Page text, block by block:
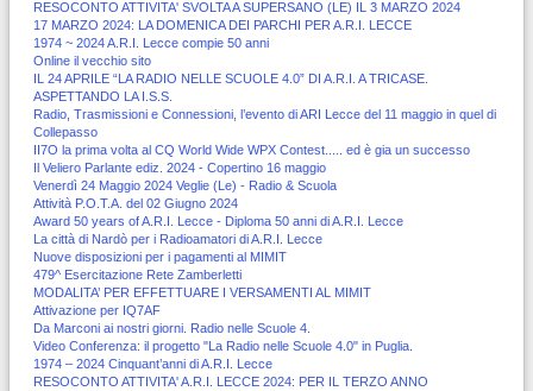
RESOCONTO ATTIVITA' SVOLTA A SUPERSANO (LE) IL 3 MARZO 2024
17 MARZO 2024: LA DOMENICA DEI PARCHI PER A.R.I. LECCE
1974 ~ 2024 A.R.I. Lecce compie 50 anni
Online il vecchio sito
IL 24 APRILE “LA RADIO NELLE SCUOLE 4.0” DI A.R.I. A TRICASE.
ASPETTANDO LA I.S.S.
Radio, Trasmissioni e Connessioni, l’evento di ARI Lecce del 11 maggio in quel di
Collepasso
II7O la prima volta al CQ World Wide WPX Contest..... ed è gia un successo
Il Veliero Parlante ediz. 2024 - Copertino 16 maggio
Venerdì 24 Maggio 2024 Veglie (Le) - Radio & Scuola
Attività P.O.T.A. del 02 Giugno 2024
Award 50 years of A.R.I. Lecce - Diploma 50 anni di A.R.I. Lecce
La città di Nardò per i Radioamatori di A.R.I. Lecce
Nuove disposizioni per i pagamenti al MIMIT
479^ Esercitazione Rete Zamberletti
MODALITA’ PER EFFETTUARE I VERSAMENTI AL MIMIT
Attivazione per IQ7AF
Da Marconi ai nostri giorni. Radio nelle Scuole 4.
Video Conferenza: il progetto "La Radio nelle Scuole 4.0" in Puglia.
1974 – 2024 Cinquant’anni di A.R.I. Lecce
RESOCONTO ATTIVITA' A.R.I. LECCE 2024: PER IL TERZO ANNO